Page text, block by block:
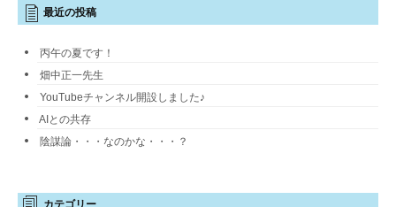
最近の投稿
丙午の夏です！
畑中正一先生
YouTubeチャンネル開設しました♪
AIとの共存
陰謀論・・・なのかな・・・？
カテゴリー